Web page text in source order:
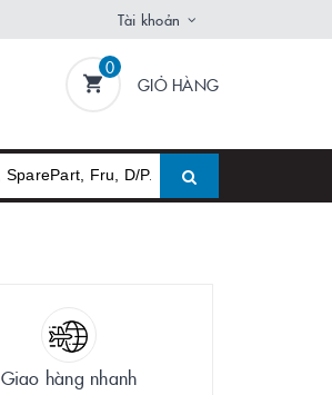
Tài khoản
0
GIỎ HÀNG
Giao hàng nhanh